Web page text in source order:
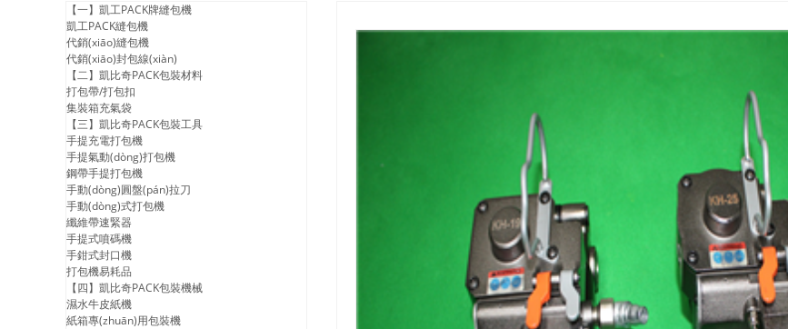
【一】凱工PACK牌縫包機
凱工PACK縫包機
代銷(xiāo)縫包機
代銷(xiāo)封包線(xiàn)
【二】凱比奇PACK包裝材料
打包帶/打包扣
集裝箱充氣袋
【三】凱比奇PACK包裝工具
手提充電打包機
手提氣動(dòng)打包機
鋼帶手提打包機
手動(dòng)圓盤(pán)拉刀
手動(dòng)式打包機
纖維帶速緊器
手提式噴碼機
手鉗式封口機
打包機易耗品
【四】凱比奇PACK包裝機械
濕水牛皮紙機
紙箱專(zhuān)用包裝機